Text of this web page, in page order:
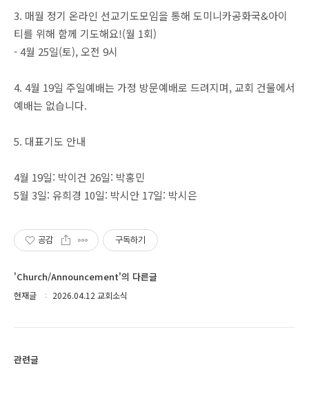
3. 매월 정기 온라인 선교기도모임을 통해 도미니카공화국&아이
티를 위해 함께 기도해요!(월 1회)
- 4월 25일(토), 오전 9시
4. 4월 19일 주일예배는 가정 방문예배로 드려지며, 교회 건물에서
예배는 없습니다.
5. 대표기도 안내
4월 19일: 박이건 26일: 박홍민
5월 3일: 유희경 10일: 박시안 17일: 박시은
공감 구독하기
'Church/Announcement'의 다른글
현재글 2026.04.12 교회소식
관련글